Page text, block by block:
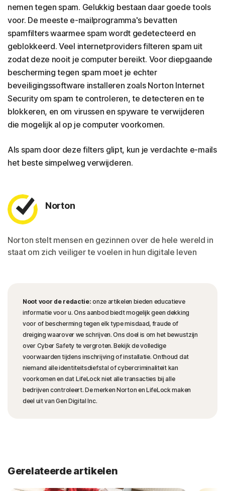
nemen tegen spam. Gelukkig bestaan daar goede tools
voor. De meeste e-mailprogramma's bevatten
spamfilters waarmee spam wordt gedetecteerd en
geblokkeerd. Veel internetproviders filteren spam uit
zodat deze nooit je computer bereikt. Voor diepgaande
bescherming tegen spam moet je echter
beveiligingssoftware installeren zoals Norton Internet
Security om spam te controleren, te detecteren en te
blokkeren, en om virussen en spyware te verwijderen
die mogelijk al op je computer voorkomen.
Als spam door deze filters glipt, kun je verdachte e-mails
het beste simpelweg verwijderen.
Norton
Norton stelt mensen en gezinnen over de hele wereld in
staat om zich veiliger te voelen in hun digitale leven
Noot voor de redactie:onze artikelen bieden educatieve
informatie voor u. Ons aanbod biedt mogelijk geen dekking
voor of bescherming tegen elk type misdaad, fraude of
dreiging waarover we schrijven. Ons doel is om het bewustzijn
over Cyber Safety te vergroten. Bekijk de volledige
voorwaarden tijdens inschrijving of installatie. Onthoud dat
niemand alle identiteitsdiefstal of cybercriminaliteit kan
voorkomen en dat LifeLock niet alle transacties bij alle
bedrijven controleert. De merken Norton en LifeLock maken
deel uit van Gen Digital Inc.
Gerelateerde artikelen